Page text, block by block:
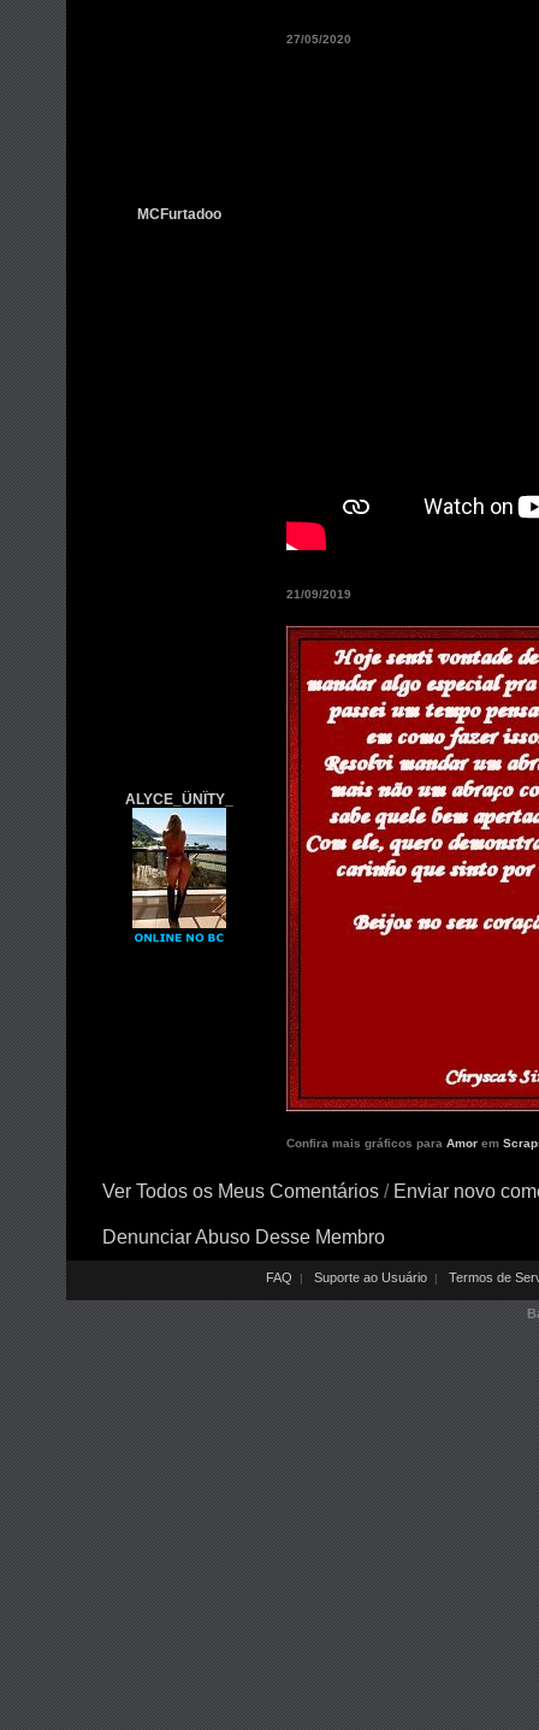
MCFurtadoo
27/05/2020
ALYCE_ÜNÏTY_
21/09/2019
Confira mais gráficos para Amor em
Ver Todos os Meus Comentários / Enviar novo
Denunciar Abuso Desse Membro
FAQ | Suporte ao Usuário | Termos de